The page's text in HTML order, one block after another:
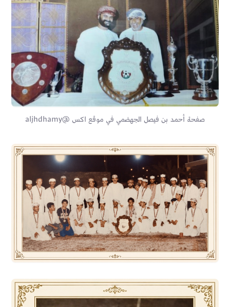
صفحة أحمد بن فيصل الجهضمي في موقع اكس @aljhdhamy